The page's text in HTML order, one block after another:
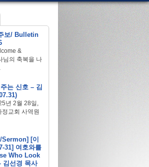
보/ Bulletin
&
님의 축복을 나
는 신호 – 김
년 2월 28일,
교회 사역원
Sermon] [이
31] 여호와를
Who Look
선경 목사